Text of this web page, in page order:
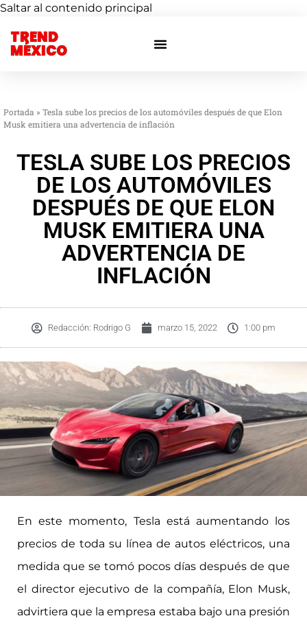
Saltar al contenido principal
TREND
MÉXICO
Portada » Tesla sube los precios de los automóviles después de que Elon
Musk emitiera una advertencia de inflación
TESLA SUBE LOS PRECIOS
DE LOS AUTOMÓVILES
DESPUÉS DE QUE ELON
MUSK EMITIERA UNA
ADVERTENCIA DE
INFLACIÓN
Redacción: Rodrigo G marzo 15, 2022 1:00 pm
En este momento, Tesla está aumentando los
precios de toda su línea de autos eléctricos, una
medida que se tomó pocos días después de que
el director ejecutivo de la compañía, Elon Musk,
advirtiera que la empresa estaba bajo una presión